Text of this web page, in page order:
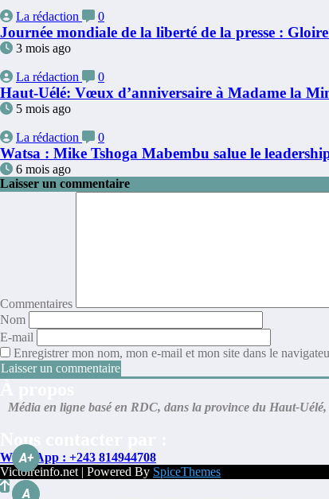
La rédaction 0
Journée mondiale de la liberté de la presse :
3 mois ago
La rédaction 0
Haut-Uélé: Vœux d’anniversaire à Madame la
5 mois ago
La rédaction 0
Watsa : Mike Tshoga Mabembu salue le
6 mois ago
Laisser un commentaire
Commentaires
Nom
E-mail
Enregistrer mon nom, mon e-mail et mon site dans le
Média en ligne basé en RDC, dans la province du Haut-
Nous contacter par :
WhatsApp : +243 814944708
Victoireinfo.net | Powered By SpiceThemes
A+
A